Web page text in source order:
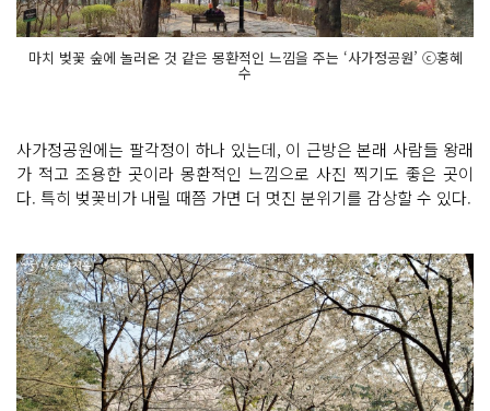
마치 벚꽃 숲에 놀러온 것 같은 몽환적인 느낌을 주는 ‘사가정공원’ ⓒ홍혜
수
사가정공원에는 팔각정이 하나 있는데, 이 근방은 본래 사람들 왕래
가 적고 조용한 곳이라 몽환적인 느낌으로 사진 찍기도 좋은 곳이
다. 특히 벚꽃비가 내릴 때쯤 가면 더 멋진 분위기를 감상할 수 있다.